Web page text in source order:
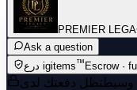
PREMIER
Ask a question
درع igitems™ Escrow ·
وسيط